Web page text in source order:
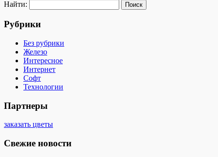
Найти:
Рубрики
Без рубрики
Железо
Интересное
Интернет
Софт
Технологии
Партнеры
заказать цветы
Свежие новости